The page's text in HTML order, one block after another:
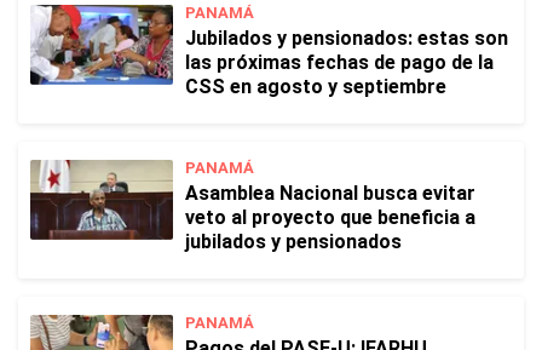
PANAMÁ
Jubilados y pensionados: estas son
las próximas fechas de pago de la
CSS en agosto y septiembre
PANAMÁ
Asamblea Nacional busca evitar
veto al proyecto que beneficia a
jubilados y pensionados
PANAMÁ